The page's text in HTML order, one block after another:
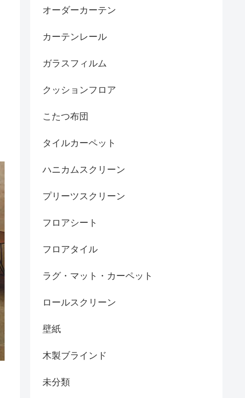
オーダーカーテン
カーテンレール
ガラスフィルム
クッションフロア
こたつ布団
タイルカーペット
ハニカムスクリーン
プリーツスクリーン
フロアシート
フロアタイル
ラグ・マット・カーペット
ロールスクリーン
壁紙
木製ブラインド
未分類